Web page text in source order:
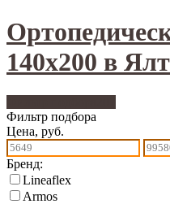
140х200 в
Фильтр подбора
Цена, руб.
Бренд:
Lineaflex
Armos